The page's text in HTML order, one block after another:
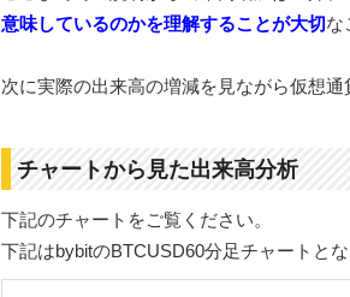
意味しているのかを理解することが大切な
次に実際の出来高の増減を見ながら仮想
チャートから見た出来高分析
下記のチャートをご覧ください。
下記はbybitのBTCUSD60分足チャートと